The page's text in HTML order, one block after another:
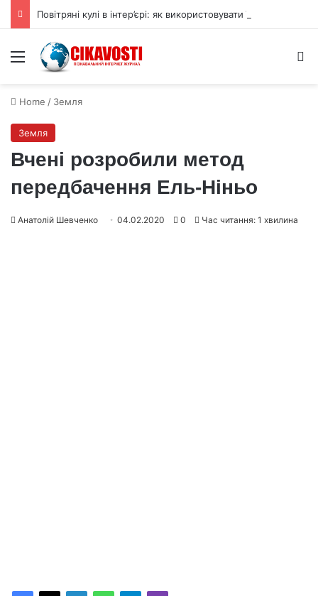
Menu
Home / Земля
Земля
Вчені розробили метод
передбачення Ель-Ніньо
Анатолій Шевченко 04.02.2020 0 Час читання: 1 хвилина